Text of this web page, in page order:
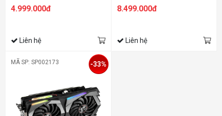
4.999.000đ
Liên hệ
8.499.000đ
Liên hệ
MÃ SP: SP002173 -33%